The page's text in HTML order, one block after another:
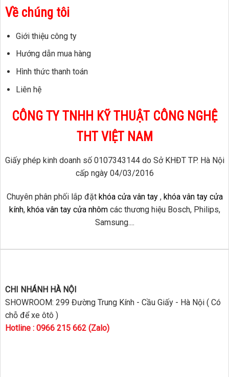
Về chúng tôi
Giới thiệu công ty
Hướng dẫn mua hàng
Hình thức thanh toán
Liên hệ
CÔNG TY TNHH KỸ THUẬT CÔNG NGHỆ
THT VIỆT NAM
Giấy phép kinh doanh số 0107343144 do Sở KHĐT TP. Hà Nội
cấp ngày 04/03/2016
Chuyên phân phối lắp đặt khóa cửa vân tay, khóa vân tay cửa
kính, khóa vân tay cửa nhômcác thương hiệu Bosch, Philips,
Samsung....
CHI NHÁNH HÀ NỘI
SHOWROOM: 299 Đường Trung Kính - Cầu Giấy - Hà Nội ( Có
chỗ để xe ôtô )
Hotline : 0966 215 662 (Zalo)